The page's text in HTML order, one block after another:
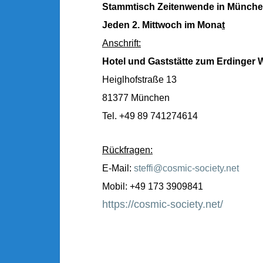
Stammtisch Zeitenwende in
Jeden 2. Mittwoch im Monat
Anschrift:
Hotel und Gaststätte zum Erdinger
Heiglhofstraße 13
81377 München
Tel. +49 89 741274614
Rückfragen:
E-Mail: steffi@cosmic-society.net
Mobil: +49 173 3909841
https://cosmic-society.net/